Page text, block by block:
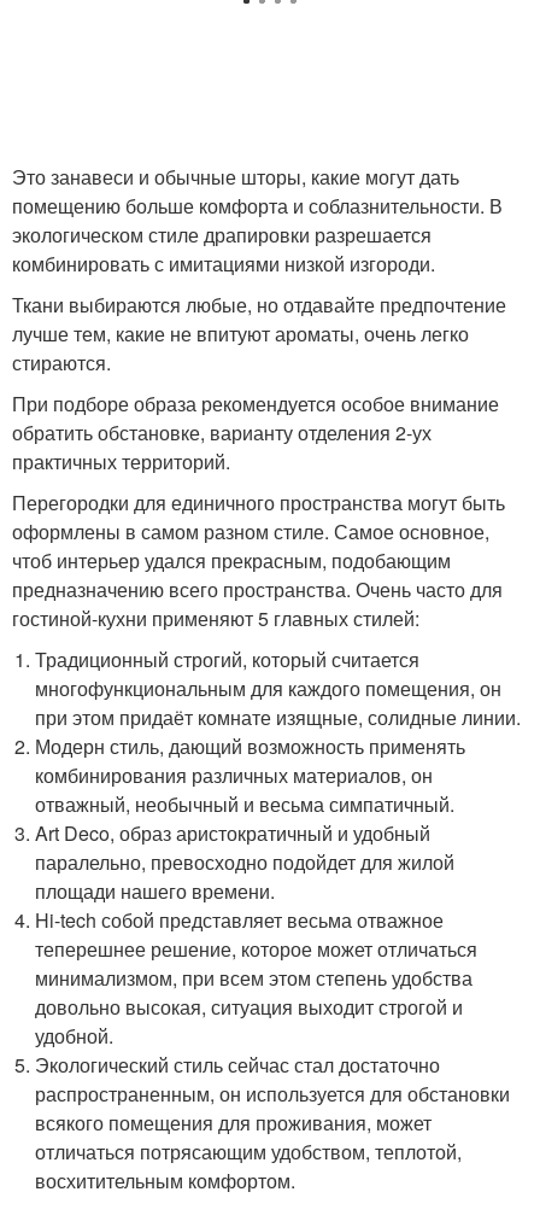
Это занавеси и обычные шторы, какие могут дать
помещению больше комфорта и соблазнительности. В
экологическом стиле драпировки разрешается
комбинировать с имитациями низкой изгороди.
Ткани выбираются любые, но отдавайте предпочтение
лучше тем, какие не впитуют ароматы, очень легко
стираются.
При подборе образа рекомендуется особое внимание
обратить обстановке, варианту отделения 2-ух
практичных территорий.
Перегородки для единичного пространства могут быть
оформлены в самом разном стиле. Самое основное,
чтоб интерьер удался прекрасным, подобающим
предназначению всего пространства. Очень часто для
гостиной-кухни применяют 5 главных стилей:
Традиционный строгий, который считается
многофункциональным для каждого помещения, он
при этом придаёт комнате изящные, солидные линии.
Модерн стиль, дающий возможность применять
комбинирования различных материалов, он
отважный, необычный и весьма симпатичный.
Art Deco, образ аристократичный и удобный
паралельно, превосходно подойдет для жилой
площади нашего времени.
Hi-tech собой представляет весьма отважное
теперешнее решение, которое может отличаться
минимализмом, при всем этом степень удобства
довольно высокая, ситуация выходит строгой и
удобной.
Экологический стиль сейчас стал достаточно
распространенным, он используется для обстановки
всякого помещения для проживания, может
отличаться потрясающим удобством, теплотой,
восхитительным комфортом.